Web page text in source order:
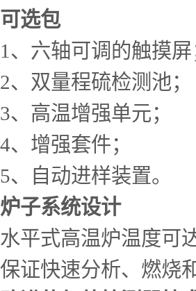
可选包
1、六轴可调的触摸屏
2、双量程硫检测池；
3、高温增强单元；
4、增强套件；
5、自动进样装置。
炉子系统设计
水平式高温炉温度可
保证快速分析、燃烧